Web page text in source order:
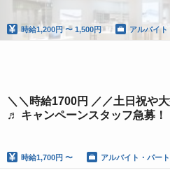
時給1,200円 〜 1,500円 アルバイト
＼＼時給1700円 ／／土日祝や
♬ キャンペーンスタッフ急募！
時給1,700円 〜 アルバイト・パート